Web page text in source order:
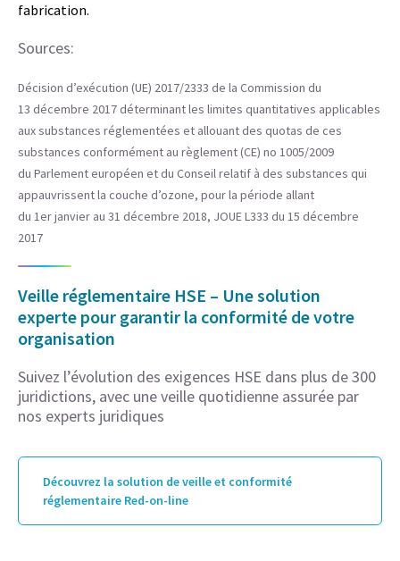
fabrication.
Sources:
Décision d’exécution (UE) 2017/2333 de la Commission du
13 décembre 2017 déterminant les limites quantitatives applicables
aux substances réglementées et allouant des quotas de ces
substances conformément au règlement (CE) no 1005/2009
du Parlement européen et du Conseil relatif à des substances qui
appauvrissent la couche d’ozone, pour la période allant
du 1er janvier au 31 décembre 2018, JOUE L333 du 15 décembre
2017
Veille réglementaire HSE – Une solution
experte pour garantir la conformité de votre
organisation
Suivez l’évolution des exigences HSE dans plus de 300
juridictions, avec une veille quotidienne assurée par
nos experts juridiques
Découvrez la solution de veille et conformité
réglementaire Red-on-line